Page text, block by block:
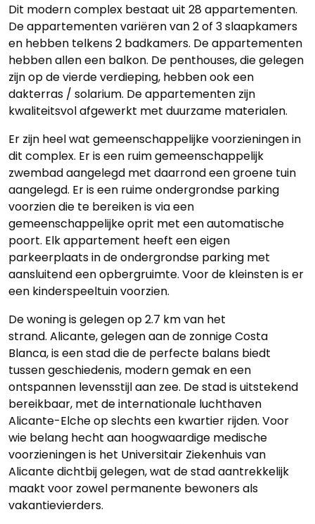
Dit modern complex bestaat uit 28 appartementen.
De appartementen variëren van 2 of 3 slaapkamers
en hebben telkens 2 badkamers. De appartementen
hebben allen een balkon. De penthouses, die gelegen
zijn op de vierde verdieping, hebben ook een
dakterras / solarium. De appartementen zijn
kwaliteitsvol afgewerkt met duurzame materialen.
Er zijn heel wat gemeenschappelijke voorzieningen in
dit complex. Er is een ruim gemeenschappelijk
zwembad aangelegd met daarrond een groene tuin
aangelegd. Er is een ruime ondergrondse parking
voorzien die te bereiken is via een
gemeenschappelijke oprit met een automatische
poort. Elk appartement heeft een eigen
parkeerplaats in de ondergrondse parking met
aansluitend een opbergruimte. Voor de kleinsten is er
een kinderspeeltuin voorzien.
De woning is gelegen op 2.7 km van het
strand. Alicante, gelegen aan de zonnige Costa
Blanca, is een stad die de perfecte balans biedt
tussen geschiedenis, modern gemak en een
ontspannen levensstijl aan zee. De stad is uitstekend
bereikbaar, met de internationale luchthaven
Alicante-Elche op slechts een kwartier rijden. Voor
wie belang hecht aan hoogwaardige medische
voorzieningen is het Universitair Ziekenhuis van
Alicante dichtbij gelegen, wat de stad aantrekkelijk
maakt voor zowel permanente bewoners als
vakantievierders.